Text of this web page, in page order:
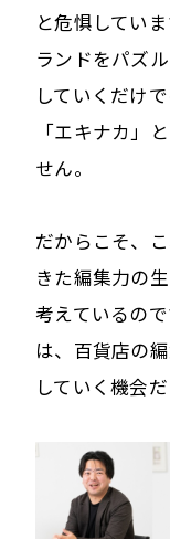
と危惧してい
ランドをパズ
していくだけ
「エキナカ」
せん。
だからこそ、
きた編集力の
考えているの
は、百貨店の
していく機会